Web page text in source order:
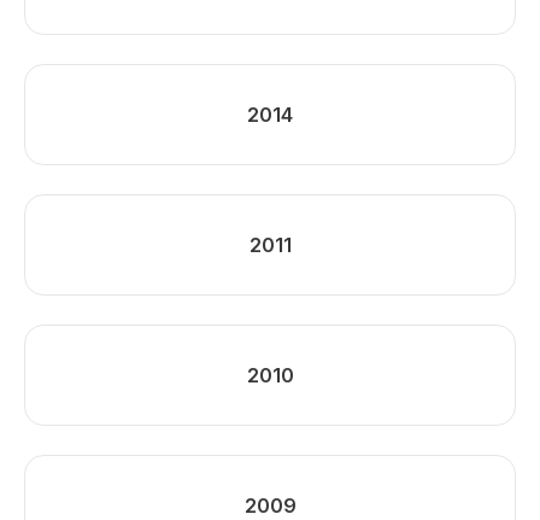
2014
2011
2010
2009